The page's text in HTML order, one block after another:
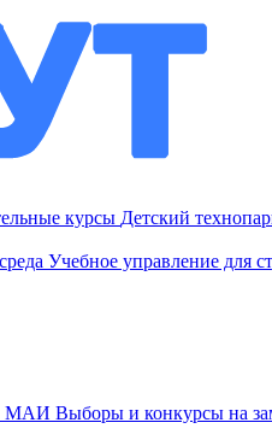
курсы Детский
Учебное управление для
МАИ Выборы и конкурсы на